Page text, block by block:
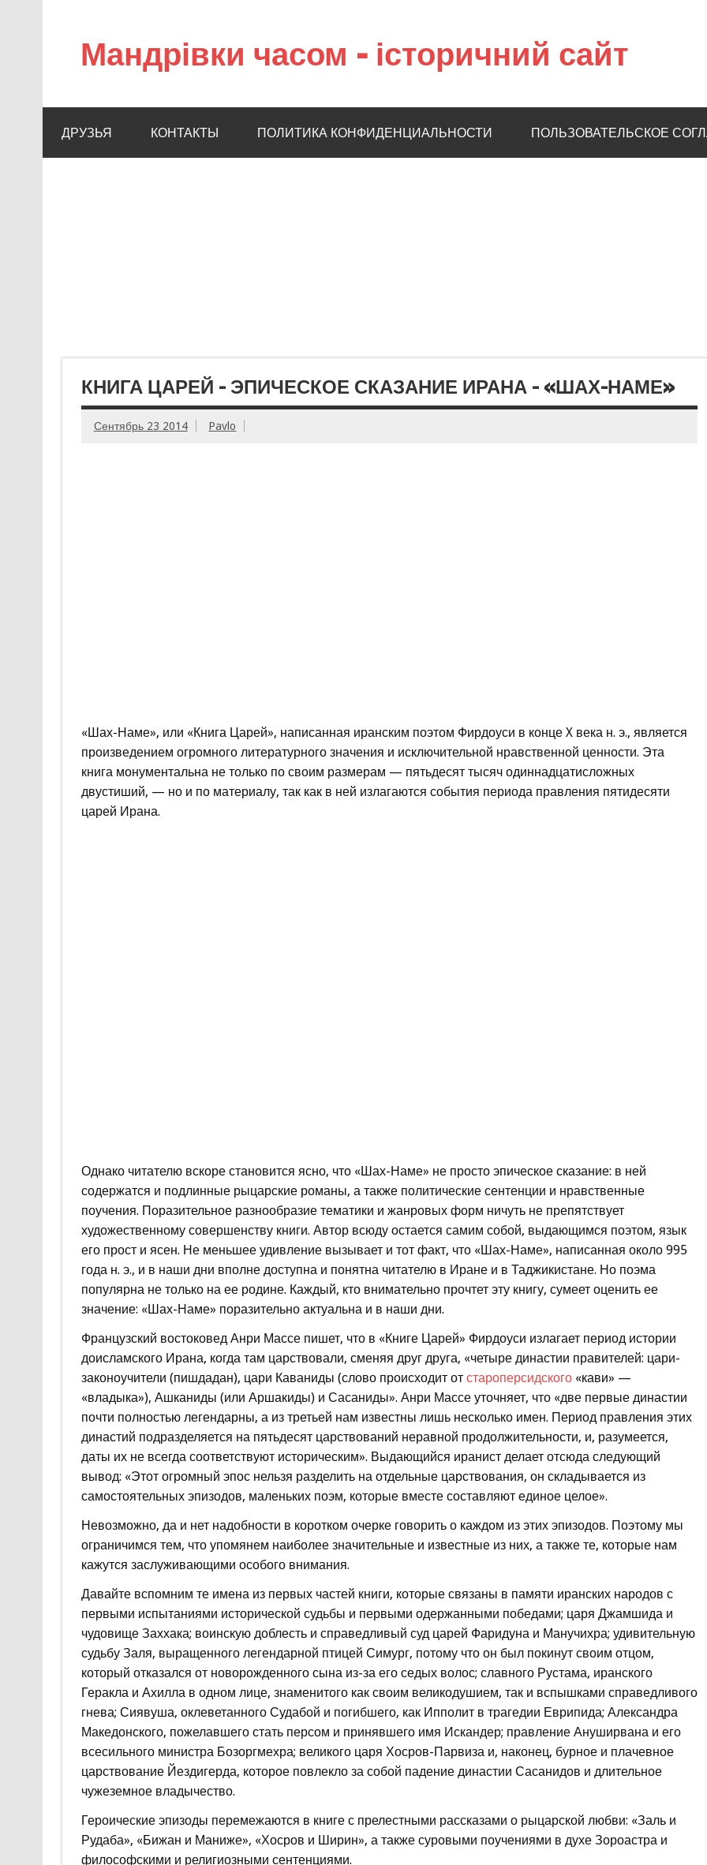
Мандрівки часом – історичний сайт
ДРУЗЬЯ КОНТАКТЫ ПОЛИТИКА КОНФИДЕНЦИАЛЬНОСТИ ПОЛЬЗОВАТЕЛЬСКОЕ
КНИГА ЦАРЕЙ – ЭПИЧЕСКОЕ СКАЗАНИЕ ИРАНА – «ШАХ-НАМЕ»
Сентябрь 23 2014 Pavlo
«Шах-Наме», или «Книга Царей», написанная иранским поэтом Фирдоуси в конце X века н. э., является
произведением огромного литературного значения и исключительной нравственной ценности. Эта
книга монументальна не только по своим размерам — пятьдесят тысяч одиннадцатисложных
двустиший, — но и по материалу, так как в ней излагаются события периода правления пятидесяти
царей Ирана.
Однако читателю вскоре становится ясно, что «Шах-Наме» не просто эпическое сказание: в ней
содержатся и подлинные рыцарские романы, а также политические сентенции и нравственные
поучения. Поразительное разнообразие тематики и жанровых форм ничуть не препятствует
художественному совершенству книги. Автор всюду остается самим собой, выдающимся поэтом, язык
его прост и ясен. Не меньшее удивление вызывает и тот факт, что «Шах-Наме», написанная около 995
года н. э., и в наши дни вполне доступна и понятна читателю в Иране и в Таджикистане. Но поэма
популярна не только на ее родине. Каждый, кто внимательно прочтет эту книгу, сумеет оценить ее
значение: «Шах-Наме» поразительно актуальна и в наши дни.
Французский востоковед Анри Массе пишет, что в «Книге Царей» Фирдоуси излагает период истории
доисламского Ирана, когда там царствовали, сменяя друг друга, «четыре династии правителей: цари-
законоучители (пишдадан), цари Каваниды (слово происходит от староперсидского«кави» —
«владыка»), Ашканиды (или Аршакиды) и Сасаниды». Анри Массе уточняет, что «две первые династии
почти полностью легендарны, а из третьей нам известны лишь несколько имен. Период правления этих
династий подразделяется на пятьдесят царствований неравной продолжительности, и, разумеется,
даты их не всегда соответствуют историческим». Выдающийся иранист делает отсюда следующий
вывод: «Этот огромный эпос нельзя разделить на отдельные царствования, он складывается из
самостоятельных эпизодов, маленьких поэм, которые вместе составляют единое целое».
Невозможно, да и нет надобности в коротком очерке говорить о каждом из этих эпизодов. Поэтому мы
ограничимся тем, что упомянем наиболее значительные и известные из них, а также те, которые нам
кажутся заслуживающими особого внимания.
Давайте вспомним те имена из первых частей книги, которые связаны в памяти иранских народов с
первыми испытаниями исторической судьбы и первыми одержанными победами; царя Джамшида и
чудовище Заххака; воинскую доблесть и справедливый суд царей Фаридуна и Манучихра; удивительную
судьбу Заля, выращенного легендарной птицей Симург, потому что он был покинут своим отцом,
который отказался от новорожденного сына из-за его седых волос; славного Рустама, иранского
Геракла и Ахилла в одном лице, знаменитого как своим великодушием, так и вспышками справедливого
гнева; Сиявуша, оклеветанного Судабой и погибшего, как Ипполит в трагедии Еврипида; Александра
Македонского, пожелавшего стать персом и принявшего имя Искандер; правление Ануширвана и его
всесильного министра Бозоргмехра; великого царя Хосров-Парвиза и, наконец, бурное и плачевное
царствование Йездигерда, которое повлекло за собой падение династии Сасанидов и длительное
чужеземное владычество.
Героические эпизоды перемежаются в книге с прелестными рассказами о рыцарской любви: «Заль и
Рудаба», «Бижан и Маниже», «Хосров и Ширин», а также суровыми поучениями в духе Зороастра и
философскими и религиозными сентенциями.